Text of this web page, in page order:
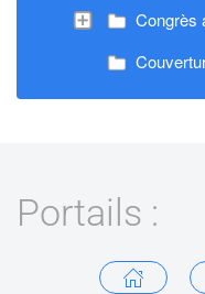
Congrès
Portails :